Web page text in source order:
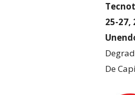
25-27,
De